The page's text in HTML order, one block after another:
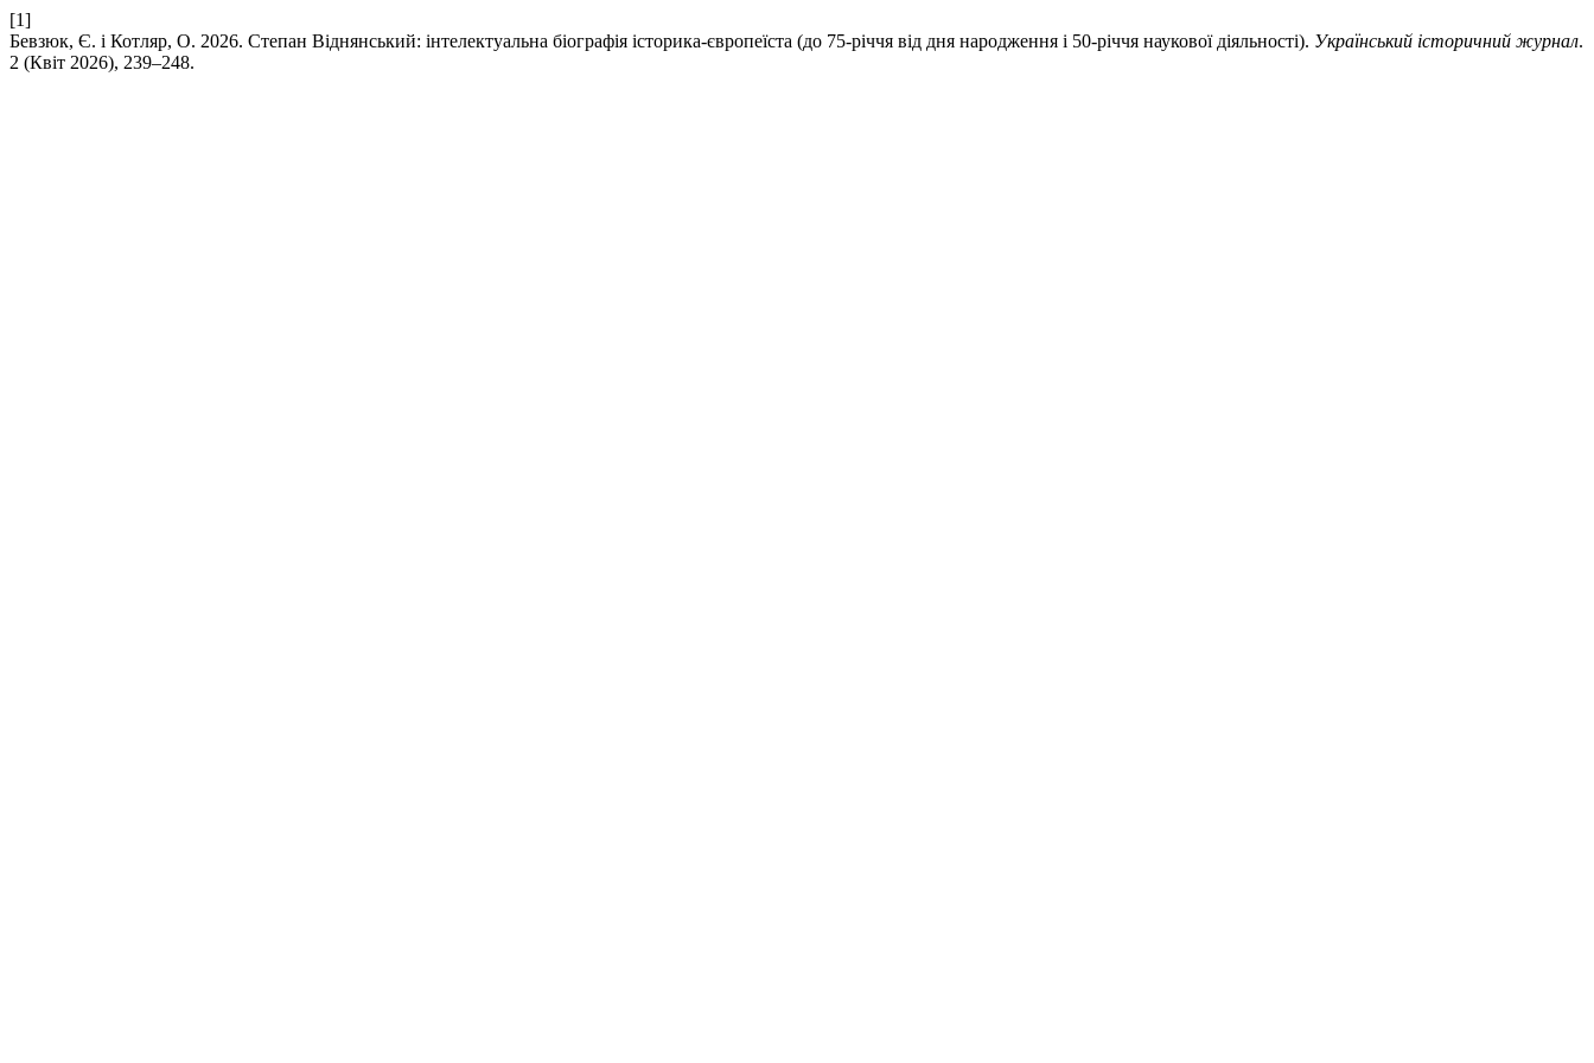
[1]
Бевзюк, Є. і Котляр, О. 2026. Степан Віднянський: інтелектуальна біографія історика-європеїста (до 75-річчя від дня народження і 50-річчя наукової діяльності). Український історичний журнал.
2 (Квіт 2026), 239–248.